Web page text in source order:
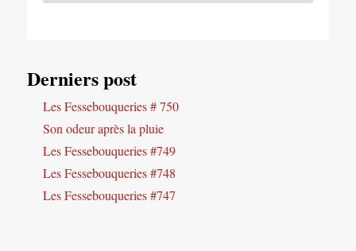
Derniers post
Les Fessebouqueries # 750
Son odeur après la pluie
Les Fessebouqueries #749
Les Fessebouqueries #748
Les Fessebouqueries #747